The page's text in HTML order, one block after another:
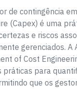
de contingência
(Capex) é uma
e riscos
gerenciados. A
of Cost
práticas para
que os